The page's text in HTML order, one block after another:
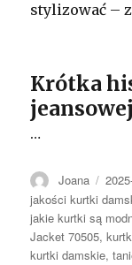
stylizować –
Krótka
…
Autor
Joana
jakości kurtki
jakie kurtki są
Jacket 70505,
kurtki damskie,